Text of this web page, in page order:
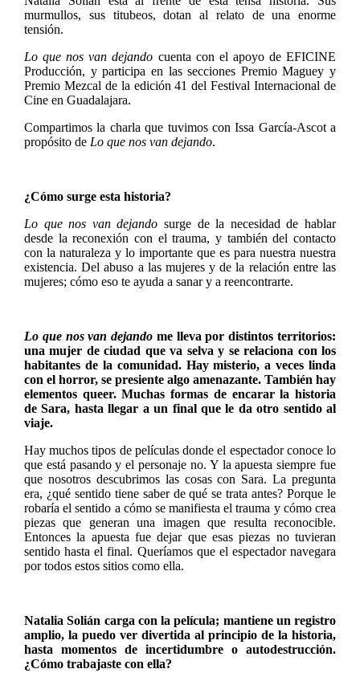
murmullos, sus titubeos, dotan al relato de una enorme
tensión.
Lo que nos van dejando cuenta con el apoyo de EFICINE
Producción, y participa en las secciones Premio Maguey y
Premio Mezcal de la edición 41 del Festival Internacional de
Cine en Guadalajara.
Compartimos la charla que tuvimos con Issa García-Ascot a
propósito de Lo que nos van dejando.
¿Cómo surge esta historia?
Lo que nos van dejando surge de la necesidad de hablar
desde la reconexión con el trauma, y también del contacto
con la naturaleza y lo importante que es para nuestra nuestra
existencia. Del abuso a las mujeres y de la relación entre las
mujeres; cómo eso te ayuda a sanar y a reencontrarte.
Lo que nos van dejando me lleva por distintos territorios:
una mujer de ciudad que va selva y se relaciona con los
habitantes de la comunidad. Hay misterio, a veces linda
con el horror, se presiente algo amenazante. También hay
elementos queer. Muchas formas de encarar la historia
de Sara, hasta llegar a un final que le da otro sentido al
viaje.
Hay muchos tipos de películas donde el espectador conoce lo
que está pasando y el personaje no. Y la apuesta siempre fue
que nosotros descubrimos las cosas con Sara. La pregunta
era, ¿qué sentido tiene saber de qué se trata antes? Porque le
robaría el sentido a cómo se manifiesta el trauma y cómo crea
piezas que generan una imagen que resulta reconocible.
Entonces la apuesta fue dejar que esas piezas no tuvieran
sentido hasta el final. Queríamos que el espectador navegara
por todos estos sitios como ella.
Natalia Solián carga con la película; mantiene un registro
amplio, la puedo ver divertida al principio de la historia,
hasta momentos de incertidumbre o autodestrucción.
¿Cómo trabajaste con ella?